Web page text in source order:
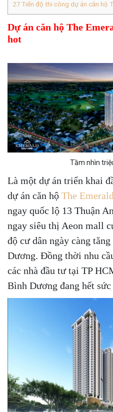
27 Tiến độ thi công dự án căn hộ
Dự án căn hộ The
hot
Tầm nhìn
Là một dự án triển khai
dự án căn hộ The
ngay quốc lộ 13 Thuận
ngay siêu thị Aeon mall
độ cư dân ngày càng
Dương. Đồng thời nhu
các nhà đầu tư tại TP
Bình Dương đang hết sức